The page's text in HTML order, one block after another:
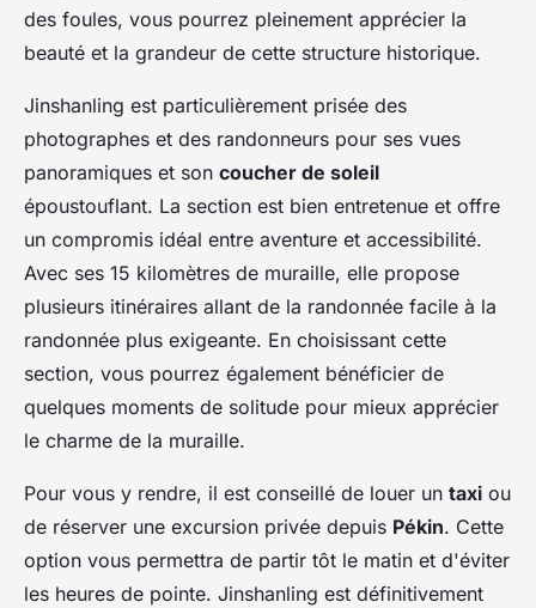
des foules, vous pourrez pleinement apprécier la
beauté et la grandeur de cette structure historique.
Jinshanling est particulièrement prisée des
photographes et des randonneurs pour ses vues
panoramiques et son coucher de soleil
époustouflant. La section est bien entretenue et offre
un compromis idéal entre aventure et accessibilité.
Avec ses 15 kilomètres de muraille, elle propose
plusieurs itinéraires allant de la randonnée facile à la
randonnée plus exigeante. En choisissant cette
section, vous pourrez également bénéficier de
quelques moments de solitude pour mieux apprécier
le charme de la muraille.
Pour vous y rendre, il est conseillé de louer un taxi ou
de réserver une excursion privée depuis Pékin. Cette
option vous permettra de partir tôt le matin et d'éviter
les heures de pointe. Jinshanling est définitivement